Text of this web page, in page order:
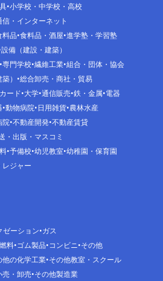
小学校・中学校・高校
・インターネット
料品 食料品・酒屋 進学塾・学習塾
設備（建設・建築）
専門学校 繊維工業 組合・団体・協会
）
総合卸売・商社・貿易
ード 大学 通信販売 鉄・金属 電器
動物病院 日用雑貨 農林水産
院 不動産開発 不動産賃貸
・出版・マスコミ
予備校 幼児教室 幼稚園・保育園
レジャー
ゼーション ガス
料 ゴム製品 コンビニ その他
他の化学工業 その他教室・スクール
売・卸売 その他製造業